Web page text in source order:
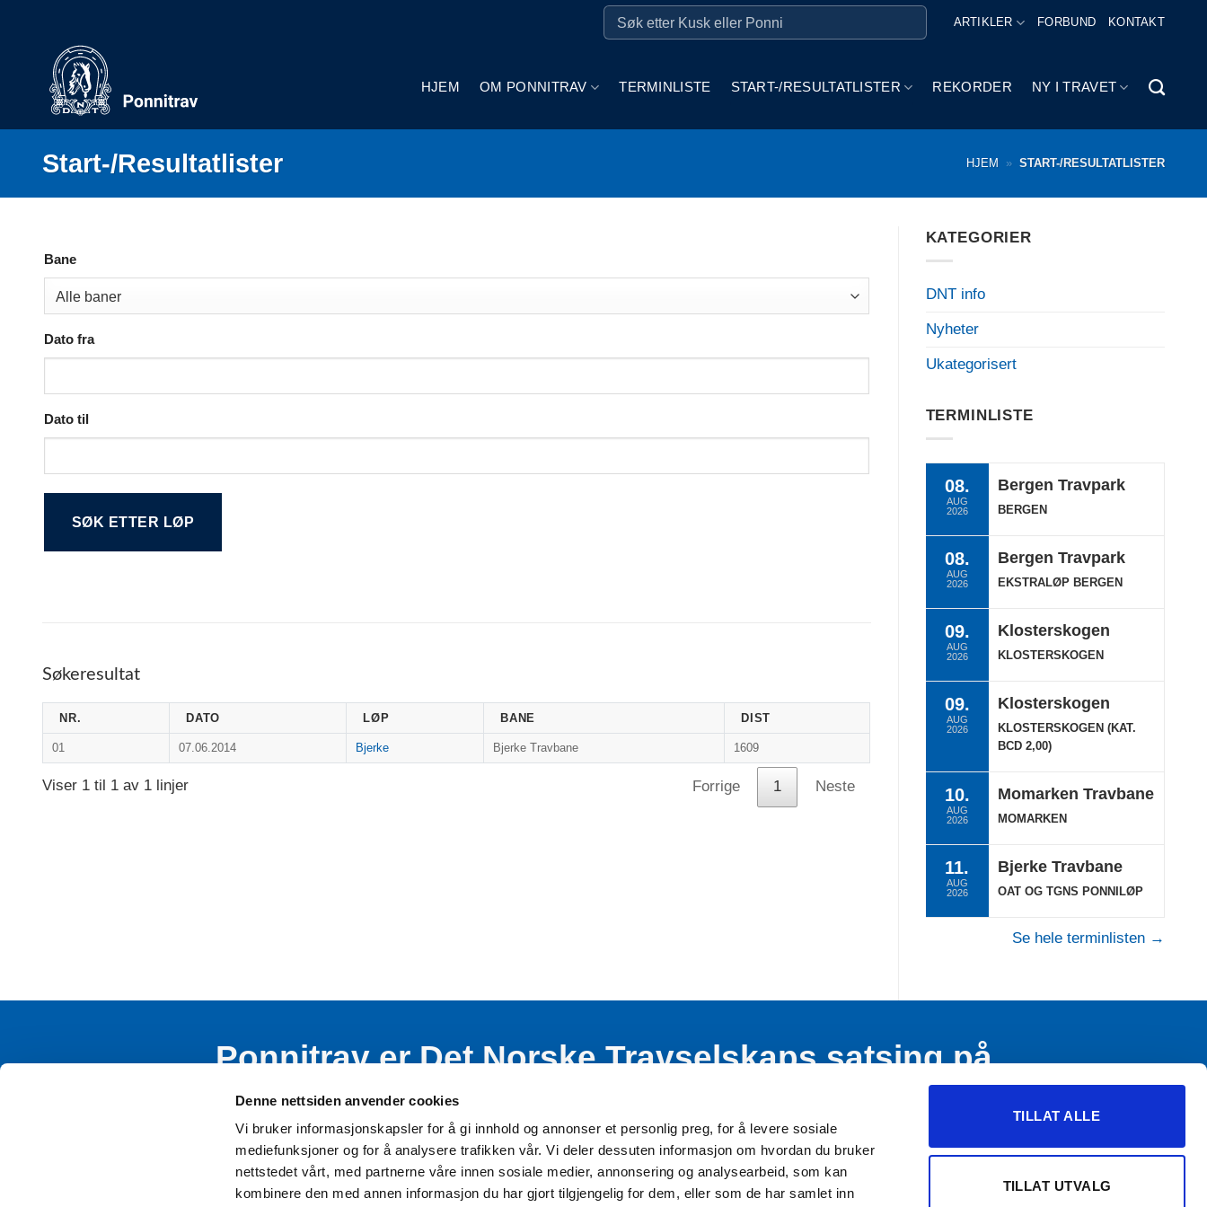
Denne nettsiden anvender cookies
Vi bruker informasjonskapsler for å gi innhold og annonser et personlig preg, for å levere sosiale
mediefunksjoner og for å analysere trafikken vår. Vi deler dessuten informasjon om hvordan du bruker
nettstedet vårt, med partnerne våre innen sosiale medier, annonsering og analysearbeid, som kan
kombinere den med annen informasjon du har gjort tilgjengelig for dem, eller som de har samlet inn
TILLAT ALLE
TILLAT UTVALG
ARTIKLER FORBUND KONTAKT
HJEM OM PONNITRAV TERMINLISTE START-/RESULTATLISTER REKORDER NY I TRAVET
Start-/Resultatlister HJEM » START-/RESULTATLISTER
Bane
Dato fra
Dato til
Søkeresultat
NR. DATO LØP BANE DIST
01 07.06.2014 Bjerke Bjerke Travbane 1609
Viser 1 til 1 av 1 linjer Forrige 1 Neste
KATEGORIER
DNT info
Nyheter
Ukategorisert
TERMINLISTE
08.
AUG
2026
Bergen Travpark
BERGEN
08.
AUG
2026
Bergen Travpark
EKSTRALØP BERGEN
09.
AUG
2026
Klosterskogen
KLOSTERSKOGEN
09.
AUG
2026
Klosterskogen
KLOSTERSKOGEN (KAT.
BCD 2,00)
10.
AUG
2026
Momarken Travbane
MOMARKEN
11.
AUG
2026
Bjerke Travbane
OAT OG TGNS PONNILØP
Se hele terminlisten →
Ponnitrav er Det Norske Travselskaps satsing på
rekrutterende virksomhet blant barn og ungdom